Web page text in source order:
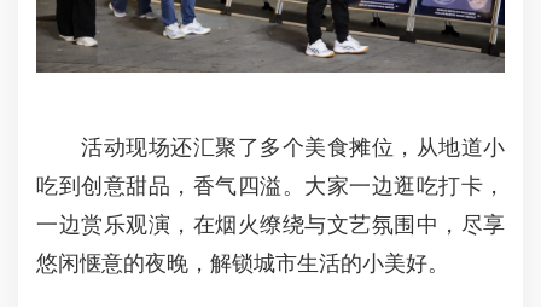
活动现场还汇聚了多个美食摊位，从地道小
吃到创意甜品，香气四溢。大家一边逛吃打卡，
一边赏乐观演，在烟火缭绕与文艺氛围中，尽享
悠闲惬意的夜晚，解锁城市生活的小美好。